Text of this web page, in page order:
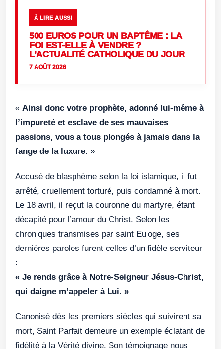
À LIRE AUSSI
500 EUROS POUR UN BAPTÊME : LA
FOI EST-ELLE À VENDRE ?
L’ACTUALITÉ CATHOLIQUE DU JOUR
7 AOÛT 2026
« Ainsi donc votre prophète, adonné lui-même à
l’impureté et esclave de ses mauvaises
passions, vous a tous plongés à jamais dans la
fange de la luxure. »
Accusé de blasphème selon la loi islamique, il fut
arrêté, cruellement torturé, puis condamné à mort.
Le 18 avril, il reçut la couronne du martyre, étant
décapité pour l’amour du Christ. Selon les
chroniques transmises par saint Euloge, ses
dernières paroles furent celles d’un fidèle serviteur
:
« Je rends grâce à Notre-Seigneur Jésus-Christ,
qui daigne m’appeler à Lui. »
Canonisé dès les premiers siècles qui suivirent sa
mort, Saint Parfait demeure un exemple éclatant de
fidélité à la Vérité divine. Son témoignage nous